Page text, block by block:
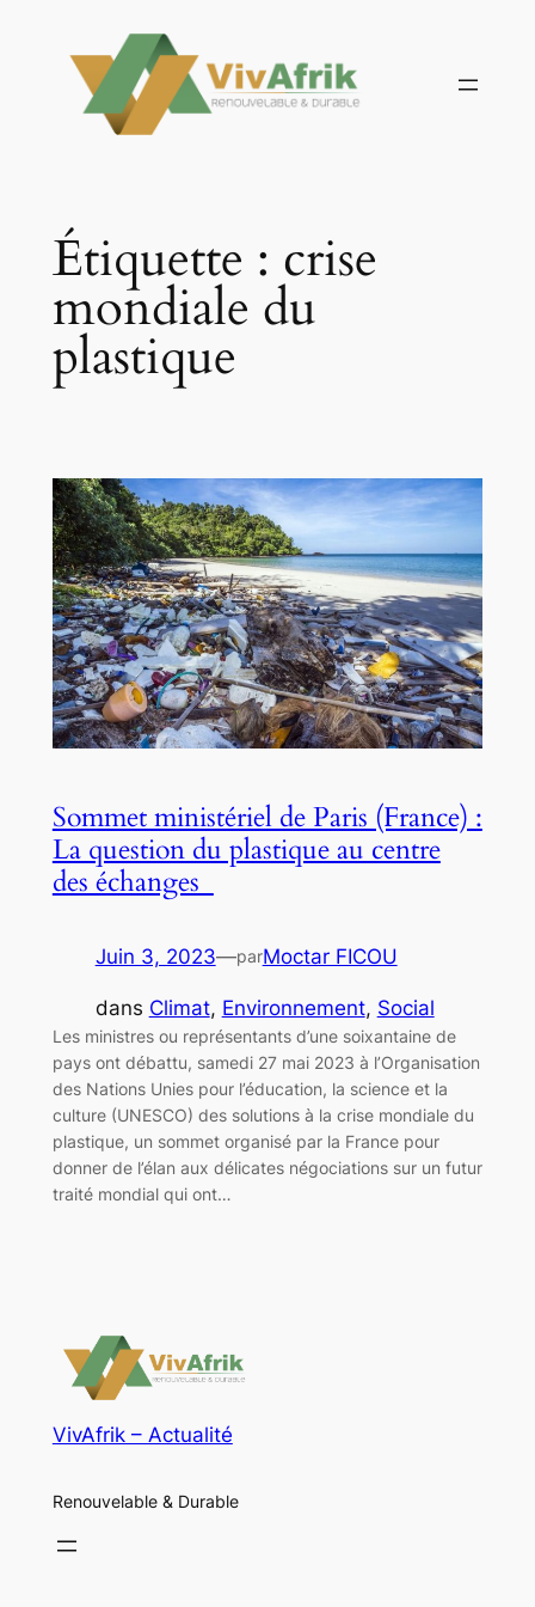
contenu
Étiquette : crise
mondiale du
plastique
Sommet ministériel de Paris (France) :
La question du plastique au centre
des échanges
Juin 3, 2023—parMoctar FICOU
dans Climat, Environnement, Social
Les ministres ou représentants d’une soixantaine de
pays ont débattu, samedi 27 mai 2023 à l’Organisation
des Nations Unies pour l’éducation, la science et la
culture (UNESCO) des solutions à la crise mondiale du
plastique, un sommet organisé par la France pour
donner de l’élan aux délicates négociations sur un futur
traité mondial qui ont…
VivAfrik – Actualité
Renouvelable & Durable